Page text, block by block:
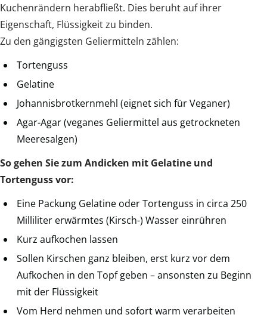
Kuchenrändern herabfließt. Dies beruht auf ihrer
Eigenschaft, Flüssigkeit zu binden.
Zu den gängigsten Geliermitteln zählen:
Tortenguss
Gelatine
Johannisbrotkernmehl (eignet sich für Veganer)
Agar-Agar (veganes Geliermittel aus getrockneten
Meeresalgen)
So gehen Sie zum Andicken mit Gelatine und
Tortenguss vor:
Eine Packung Gelatine oder Tortenguss in circa 250
Milliliter erwärmtes (Kirsch-) Wasser einrühren
Kurz aufkochen lassen
Sollen Kirschen ganz bleiben, erst kurz vor dem
Aufkochen in den Topf geben – ansonsten zu Beginn
mit der Flüssigkeit
Vom Herd nehmen und sofort warm verarbeiten